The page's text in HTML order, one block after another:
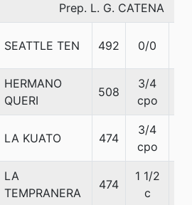
Prep. L. G. CATENA
SEATTLE TEN 492 0/0
HERMANO
QUERI
508
3/4
cpo
LA KUATO 474
3/4
cpo
LA
TEMPRANERA
474
1 1/2
c